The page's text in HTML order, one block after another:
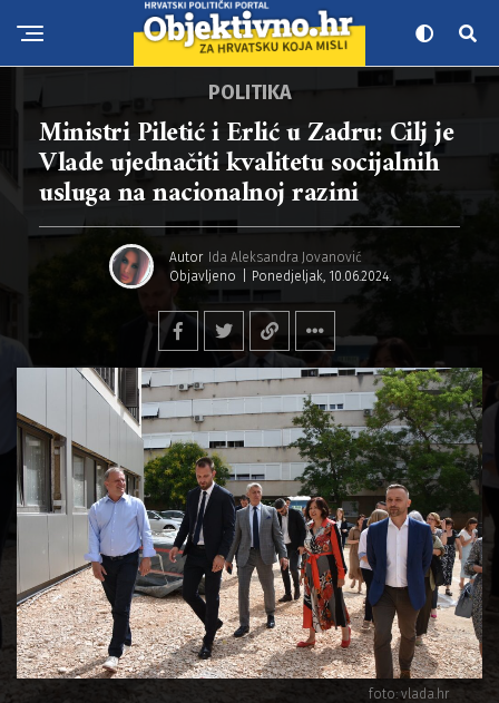
foto: vlada.hr
POLITIKA
Ministri Piletić i Erlić u Zadru: Cilj je
Vlade ujednačiti kvalitetu socijalnih
usluga na nacionalnoj razini
Autor Ida Aleksandra Jovanović
Objavljeno
Ponedjeljak, 10.06.2024.